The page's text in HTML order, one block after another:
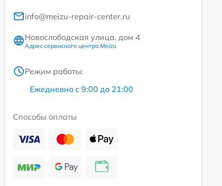
info@meizu-repair-center.ru
Новослободская улица, дом 4
Адрес сервисного центра Meizu
Режим работы:
Ежедневно с 9:00 до 21:00
Способы оплаты